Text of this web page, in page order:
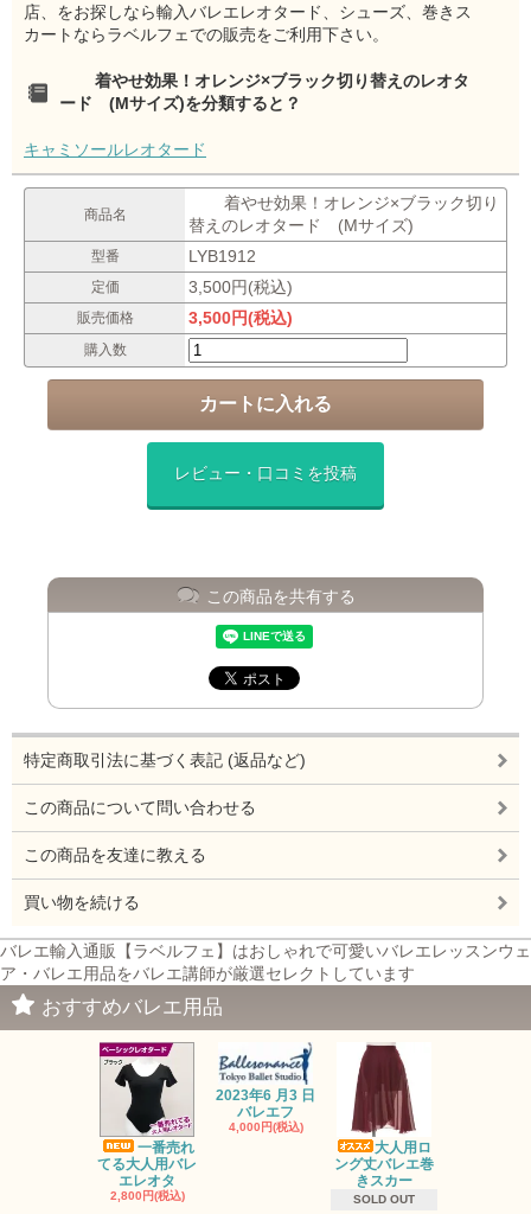
店、をお探しなら輸入バレエレオタード、シューズ、巻きス
カートならラベルフェでの販売をご利用下さい。
着やせ効果！オレンジ×ブラック切り替えのレオタ
ード (Mサイズ)を分類すると？
キャミソールレオタード
商品名
着やせ効果！オレンジ×ブラック切り
替えのレオタード (Mサイズ)
型番 LYB1912
定価 3,500円(税込)
販売価格 3,500円(税込)
購入数
レビュー・口コミを投稿
この商品を共有する
特定商取引法に基づく表記 (返品など)
この商品について問い合わせる
この商品を友達に教える
買い物を続ける
バレエ輸入通販【ラベルフェ】はおしゃれで可愛いバレエレッスンウェ
ア・バレエ用品をバレエ講師が厳選セレクトしています
おすすめバレエ用品
一番売れ
てる大人用バレ
エレオタ
2,800円(税込)
2023年6 月3 日
バレエフ
4,000円(税込)
大人用ロ
ング丈バレエ巻
きスカー
SOLD OUT